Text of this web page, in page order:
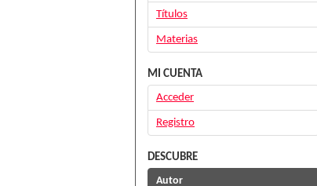
Títulos
Materias
MI CUENTA
Acceder
Registro
DESCUBRE
Autor